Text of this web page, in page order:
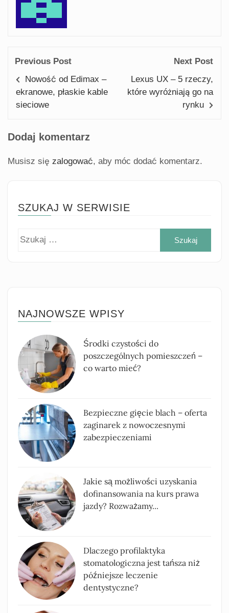
Previous Post
Nowość od Edimax –
ekranowe, płaskie kable
sieciowe
Next Post
Lexus UX – 5 rzeczy,
które wyróżniają go na
rynku
Dodaj komentarz
Musisz się zalogować, aby móc dodać komentarz.
SZUKAJ W SERWISIE
NAJNOWSZE WPISY
Środki czystości do
poszczególnych pomieszczeń –
co warto mieć?
Bezpieczne gięcie blach – oferta
zaginarek z nowoczesnymi
zabezpieczeniami
Jakie są możliwości uzyskania
dofinansowania na kurs prawa
jazdy? Rozważamy...
Dlaczego profilaktyka
stomatologiczna jest tańsza niż
późniejsze leczenie
dentystyczne?